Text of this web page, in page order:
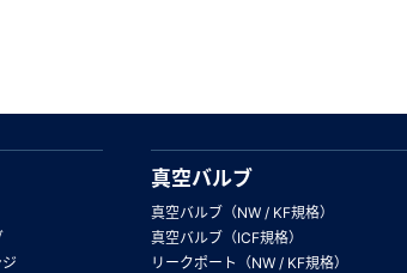
真空バルブ
真空バルブ（NW / KF規格）
真空バルブ（ICF規格）
リークポート（NW / KF規格）